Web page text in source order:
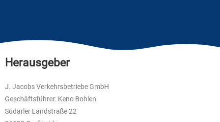
Herausgeber
J. Jacobs Verkehrsbetriebe GmbH
Geschäftsführer: Keno Bohlen
Südarler Landstraße 22